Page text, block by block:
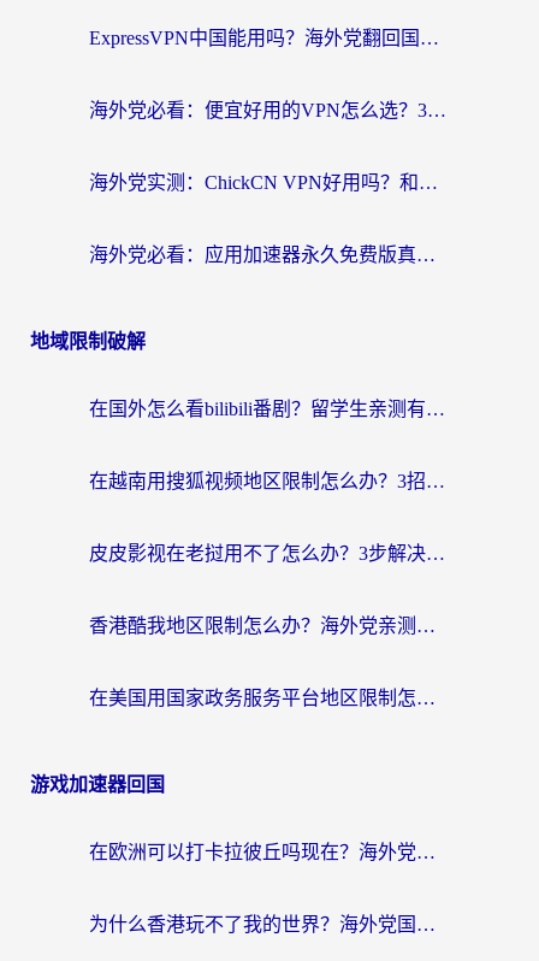
ExpressVPN中国能用吗？海外党翻回国内的加速器选择指南（附番茄加速器实测）
海外党必看：便宜好用的VPN怎么选？3步解决回国访问难题+Steam改区技巧
海外党实测：ChickCN VPN好用吗？和OurPlay VPN对比哪个回国效果更好？附避坑指南
海外党必看：应用加速器永久免费版真的靠谱吗？教你选对回国加速器无缝刷国内资源
地域限制破解
在国外怎么看bilibili番剧？留学生亲测有效的地域限制突破指南（附酷我酷狗音乐解决方法）
在越南用搜狐视频地区限制怎么办？3招解决海外看国内剧难题（附西瓜视频CCTV观看技巧）
皮皮影视在老挝用不了怎么办？3步解决海外看国内影视&财经的痛点
香港酷我地区限制怎么办？海外党亲测有效的回国加速方案来了
在美国用国家政务服务平台地区限制怎么办？海外华人必备的突破攻略（附追剧看片技巧）
游戏加速器回国
在欧洲可以打卡拉彼丘吗现在？海外党国服游戏加速器终极避坑指南
为什么香港玩不了我的世界？海外党国服游戏加速终极解决方案